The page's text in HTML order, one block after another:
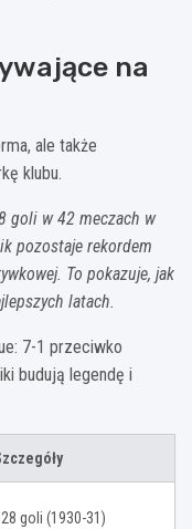
na
ale także
klubu.
goli w 42 meczach w
pozostaje rekordem
To pokazuje, jak
latach.
7-1 przeciwko
budują legendę i
goli (1930-31)